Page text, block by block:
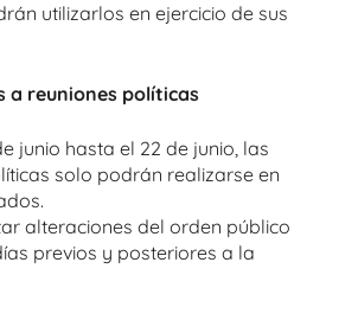
utilizarlos en ejercicio de sus
a reuniones políticas
junio hasta el 22 de junio, las
solo podrán realizarse en
alteraciones del orden público
previos y posteriores a la